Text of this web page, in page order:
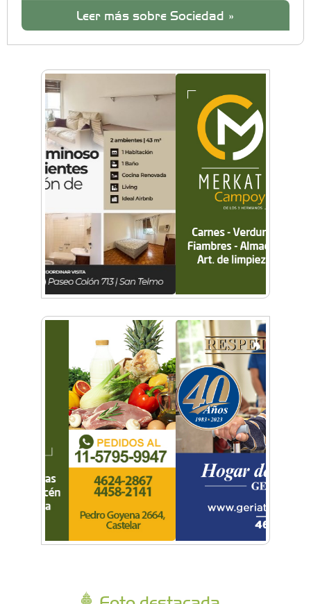
Leer más sobre Sociedad »